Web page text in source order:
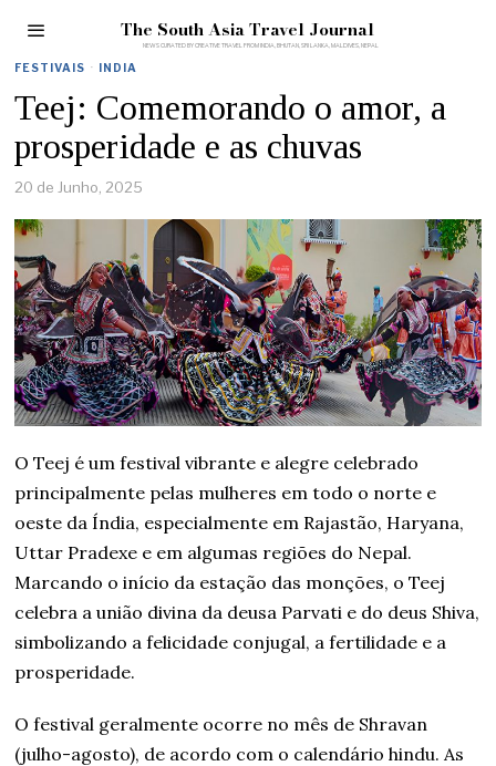
The South Asia Travel Journal
FESTIVAIS · INDIA
Teej: Comemorando o amor, a
prosperidade e as chuvas
20 de Junho, 2025
O Teej é um festival vibrante e alegre celebrado
principalmente pelas mulheres em todo o norte e
oeste da Índia, especialmente em Rajastão, Haryana,
Uttar Pradexe e em algumas regiões do Nepal.
Marcando o início da estação das monções, o Teej
celebra a união divina da deusa Parvati e do deus Shiva,
simbolizando a felicidade conjugal, a fertilidade e a
prosperidade.
O festival geralmente ocorre no mês de Shravan
(julho-agosto), de acordo com o calendário hindu. As